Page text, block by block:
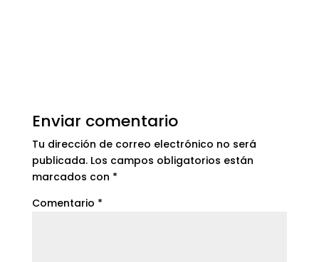
Enviar comentario
Tu dirección de correo electrónico no será
publicada. Los campos obligatorios están
marcados con *
Comentario *